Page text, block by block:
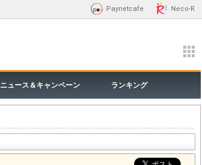
Paynetcafe Neco-R
ニュース＆キャンペーン ランキング